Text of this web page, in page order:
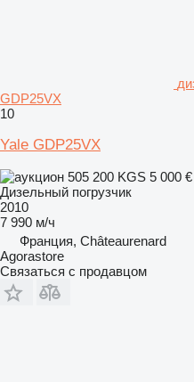
GDP25VX
10
Yale GDP25VX
505 200 KGS 5 000 €
Дизельный погрузчик
2010
7 990 м/ч
Франция, Châteaurenard
Agorastore
Связаться с продавцом